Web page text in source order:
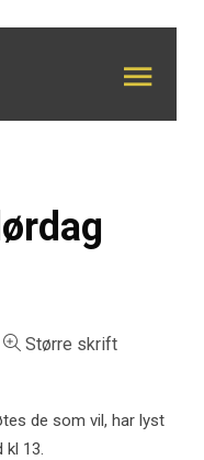
Større skrift
de som vil, har lyst
kl 13.